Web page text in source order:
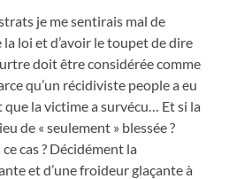
je me sentirais mal de
la loi et d’avoir le toupet de dire
doit être considérée comme
qu’un récidiviste people a eu
que la victime a survécu… Et si la
de « seulement » blessée ?
cas ? Décidément la
et d’une froideur glaçante à